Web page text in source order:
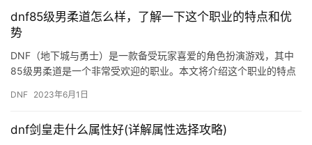
dnf85级男柔道怎么样，了解一下这个职业的特点和优
势
DNF（地下城与勇士）是一款备受玩家喜爱的角色扮演游戏，其中
85级男柔道是一个非常受欢迎的职业。本文将介绍这个职业的特点
DNF 2023年6月1日
dnf剑皇走什么属性好(详解属性选择攻略)